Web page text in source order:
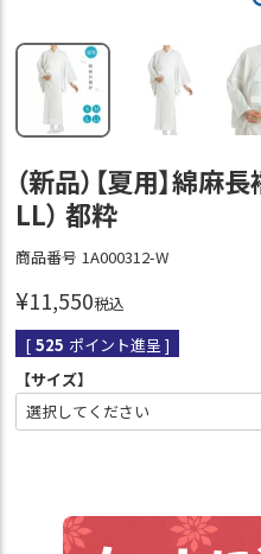
（新品）【夏用】綿麻長
LL） 都粋
商品番号 1A000312-W
¥11,550税込
[ 525 ポイント進呈 ]
【サイズ】